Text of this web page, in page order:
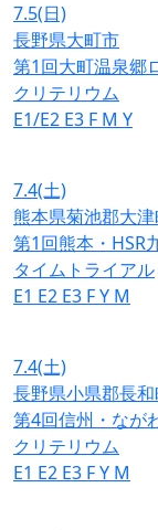
7.5(日)
長野県大町市
第1回大町温泉郷
クリテリウム
E1/E2 E3 F M Y
7.4(土)
熊本県菊池郡大
第1回熊本・HSR
タイムトライアル
E1 E2 E3 FY M
7.4(土)
長野県小県郡長
第4回信州・なが
クリテリウム
E1 E2 E3 FY M